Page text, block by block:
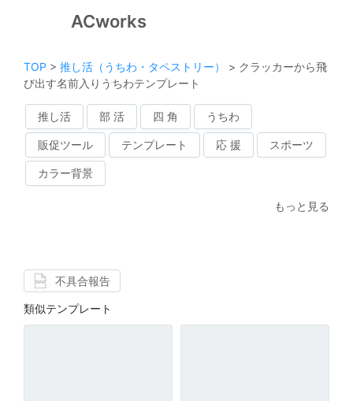
ACworks
TOP > 推し活（うちわ・タペストリー） > クラッカーから飛
び出す名前入りうちわテンプレート
推し活 部 活 四 角 うちわ
販促ツール テンプレート 応 援 スポーツ
カラー背景
もっと見る
不具合報告
類似テンプレート